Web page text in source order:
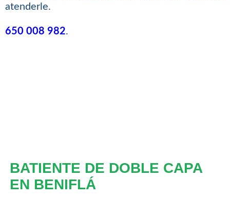
atenderle.
650 008 982.
BATIENTE DE DOBLE CAPA
EN BENIFLÁ